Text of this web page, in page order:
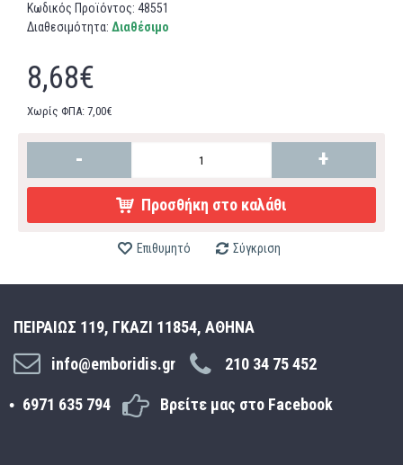
Κωδικός Προϊόντος: 48551
Διαθεσιμότητα: Διαθέσιμο
8,68€
Χωρίς ΦΠΑ: 7,00€
- +
Προσθήκη στο καλάθι
Επιθυμητό Σύγκριση
ΠΕΙΡΑΙΩΣ 119, ΓΚΑΖΙ 11854, ΑΘΗΝΑ
info@emboridis.gr
210 34 75 452
6971 635 794 Βρείτε μας στο Facebook